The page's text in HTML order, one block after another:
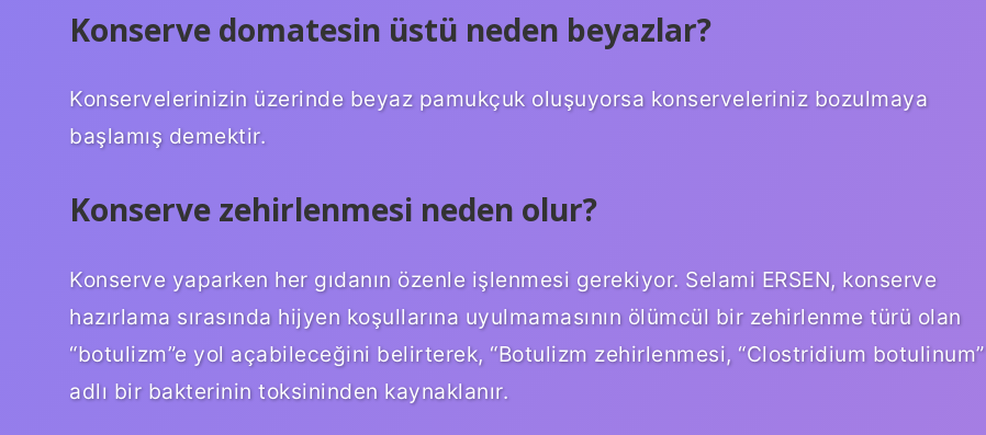
Konserve domatesin üstü neden beyazlar?
Konservelerinizin üzerinde beyaz pamukçuk oluşuyorsa konserveleriniz bozulmaya
başlamış demektir.
Konserve zehirlenmesi neden olur?
Konserve yaparken her gıdanın özenle işlenmesi gerekiyor. Selami ERSEN, konserve
hazırlama sırasında hijyen koşullarına uyulmamasının ölümcül bir zehirlenme türü olan
“botulizm”e yol açabileceğini belirterek, “Botulizm zehirlenmesi, “Clostridium botulinum”
adlı bir bakterinin toksininden kaynaklanır.